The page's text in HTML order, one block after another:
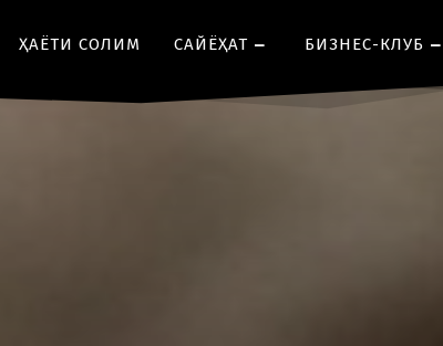
ҲАЁТИ СОЛИМ CАЙЁҲАТ БИЗНЕС-КЛУБ